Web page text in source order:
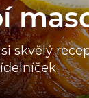
skvělý